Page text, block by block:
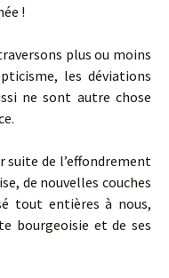
!
plus ou moins
les déviations
ne sont autre chose
suite de l’effondrement
de nouvelles couches
tout entières à nous,
bourgeoisie et de ses